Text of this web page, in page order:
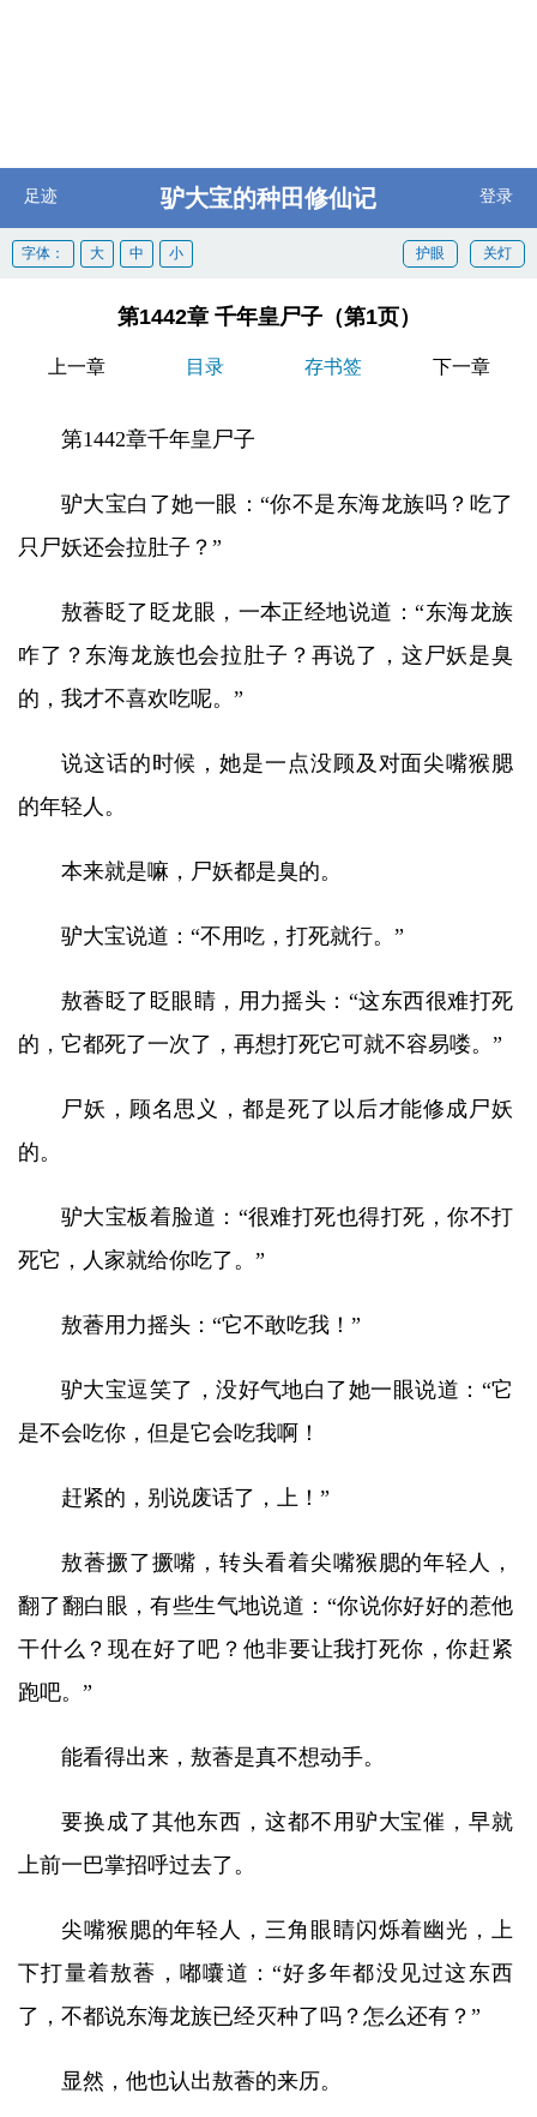
足迹 驴大宝的种田修仙记 登录
关灯
护眼
字体： 大 中 小
第1442章 千年皇尸子（第1页）
上一章 目录 存书签 下一章
第1442章千年皇尸子
驴大宝白了她一眼：“你不是东海龙族吗？吃了
只尸妖还会拉肚子？”
敖萫眨了眨龙眼，一本正经地说道：“东海龙族
咋了？东海龙族也会拉肚子？再说了，这尸妖是臭
的，我才不喜欢吃呢。”
说这话的时候，她是一点没顾及对面尖嘴猴腮
的年轻人。
本来就是嘛，尸妖都是臭的。
驴大宝说道：“不用吃，打死就行。”
敖萫眨了眨眼睛，用力摇头：“这东西很难打死
的，它都死了一次了，再想打死它可就不容易喽。”
尸妖，顾名思义，都是死了以后才能修成尸妖
的。
驴大宝板着脸道：“很难打死也得打死，你不打
死它，人家就给你吃了。”
敖萫用力摇头：“它不敢吃我！”
驴大宝逗笑了，没好气地白了她一眼说道：“它
是不会吃你，但是它会吃我啊！
赶紧的，别说废话了，上！”
敖萫撅了撅嘴，转头看着尖嘴猴腮的年轻人，
翻了翻白眼，有些生气地说道：“你说你好好的惹他
干什么？现在好了吧？他非要让我打死你，你赶紧
跑吧。”
能看得出来，敖萫是真不想动手。
要换成了其他东西，这都不用驴大宝催，早就
上前一巴掌招呼过去了。
尖嘴猴腮的年轻人，三角眼睛闪烁着幽光，上
下打量着敖萫，嘟囔道：“好多年都没见过这东西
了，不都说东海龙族已经灭种了吗？怎么还有？”
显然，他也认出敖萫的来历。